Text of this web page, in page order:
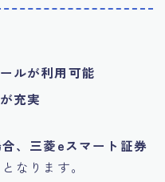
ルが利用可能
充実
、三菱eスマート証券
となります。